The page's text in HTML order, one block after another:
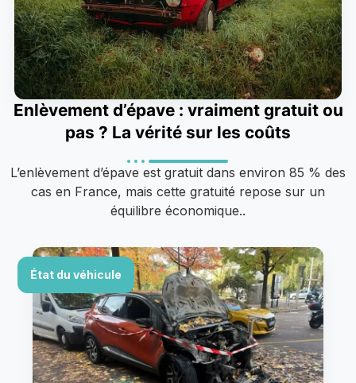
Enlèvement d’épave : vraiment gratuit ou
pas ? La vérité sur les coûts
L’enlèvement d’épave est gratuit dans environ 85 % des
cas en France, mais cette gratuité repose sur un
équilibre économique..
État du véhicule